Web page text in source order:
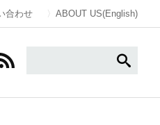
合わせ ABOUT US(English)